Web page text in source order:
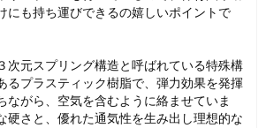
にも持ち運びできるの嬉しいポイントで
次元スプリング構造と呼ばれている特殊構
るプラスティック樹脂で、弾力効果を発揮
ながら、空気を含むように絡ませていま
硬さと、優れた通気性を生み出し理想的な